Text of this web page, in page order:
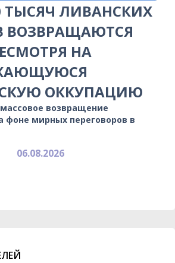
ТЫСЯЧ ЛИВАНСКИХ
ВОЗВРАЩАЮТСЯ
НА
ОККУПАЦИЮ
возвращение
фоне мирных переговоров в
06.08.2026